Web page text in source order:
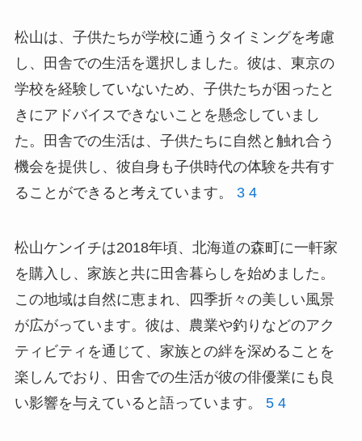
松山は、子供たちが学校に通うタイミングを考慮
し、田舎での生活を選択しました。彼は、東京の
学校を経験していないため、子供たちが困ったと
きにアドバイスできないことを懸念していまし
た。田舎での生活は、子供たちに自然と触れ合う
機会を提供し、彼自身も子供時代の体験を共有す
ることができると考えています。 3 4
松山ケンイチは2018年頃、北海道の森町に一軒家
を購入し、家族と共に田舎暮らしを始めました。
この地域は自然に恵まれ、四季折々の美しい風景
が広がっています。彼は、農業や釣りなどのアク
ティビティを通じて、家族との絆を深めることを
楽しんでおり、田舎での生活が彼の俳優業にも良
い影響を与えていると語っています。 5 4